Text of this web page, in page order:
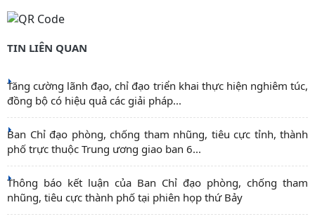
TIN LIÊN QUAN
Tăng cường lãnh đạo, chỉ đạo triển khai thực hiện nghiêm túc,
đồng bộ có hiệu quả các giải pháp...
Ban Chỉ đạo phòng, chống tham nhũng, tiêu cực tỉnh, thành
phố trực thuộc Trung ương giao ban 6...
Thông báo kết luận của Ban Chỉ đạo phòng, chống tham
nhũng, tiêu cực thành phố tại phiên họp thứ Bảy